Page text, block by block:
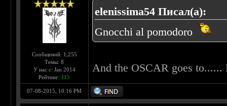
Сообщений: 1,255
Темы: 8
У нас с: Jan 2014
Рейтинг: 115
elenissima54 Писал(а):
Gnocchi al pomodoro
And the OSCAR goes
07-08-2015, 10:16 PM